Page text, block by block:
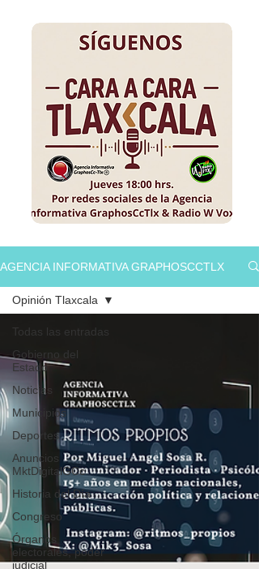
AGENCIA INFORMATIVA GRAPHOSCCTLX
Todas las entradas
Gobierno del
Estado
Noticias
Municipios
Deportes
Anuncios
MktDigitalGCc
Historia del Día
Congreso
Órganos
electorales, poder
judicial
Opinión Tlaxcala